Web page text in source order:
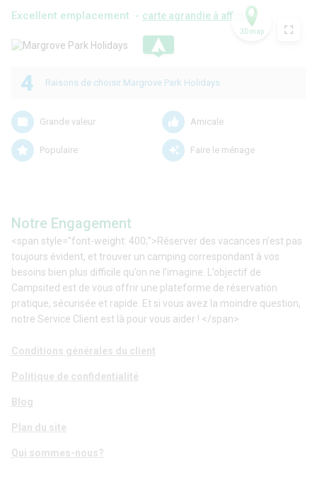
Excellent emplacement - carte agrandie à afficher
.
3D map
4 Raisons de choisir Margrove Park Holidays
Grande valeur Amicale
Populaire Faire le ménage
Notre Engagement
<span style="font-weight: 400;">Réserver des vacances n’est pas
toujours évident, et trouver un camping correspondant à vos
besoins bien plus difficile qu’on ne l’imagine. L’objectif de
Campsited est de vous offrir une plateforme de réservation
pratique, sécurisée et rapide. Et si vous avez la moindre question,
notre Service Client est là pour vous aider ! </span>
Conditions générales du client
Politique de confidentialité
Blog
Plan du site
Qui sommes-nous?